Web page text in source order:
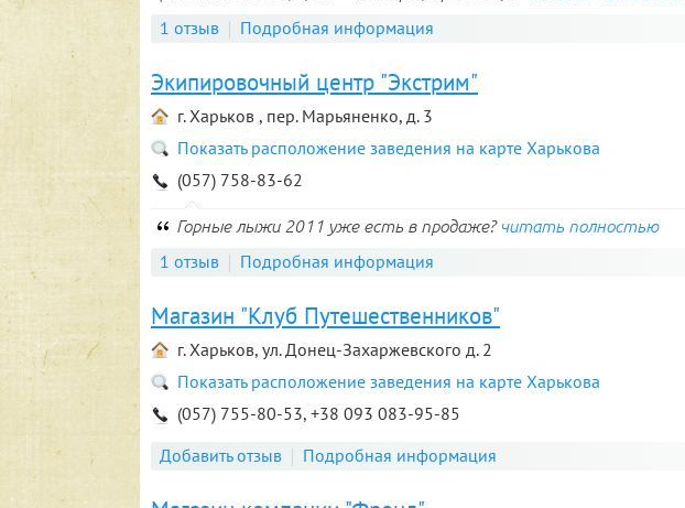
1 отзыв Подробная информация
Экипировочный центр "Экстрим"
г. Харьков , пер. Марьяненко, д. 3
Показать расположение заведения на карте Харькова
(057) 758-83-62
Горные лыжи 2011 уже есть в продаже? читать полностью
1 отзыв Подробная информация
Магазин "Клуб Путешественников"
г. Харьков, ул. Донец-Захаржевского д. 2
Показать расположение заведения на карте Харькова
(057) 755-80-53, +38 093 083-95-85
Добавить отзыв
Подробная информация